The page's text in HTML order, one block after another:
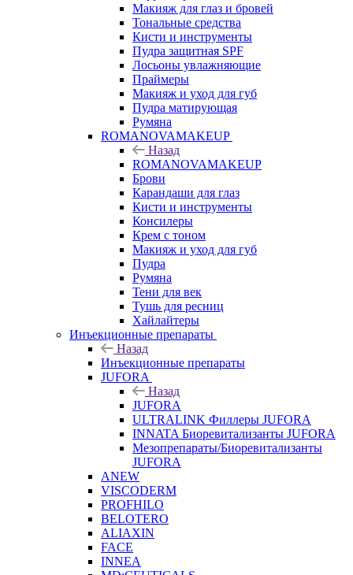
Макияж для глаз и бровей
Тональные средства
Кисти и инструменты
Пудра защитная SPF
Лосьоны увлажняющие
Праймеры
Макияж и уход для губ
Пудра матирующая
Румяна
ROMANOVAMAKEUP
Назад
ROMANOVAMAKEUP
Брови
Карандаши для глаз
Кисти и инструменты
Консилеры
Крем с тоном
Макияж и уход для губ
Пудра
Румяна
Тени для век
Тушь для ресниц
Хайлайтеры
Инъекционные препараты
Назад
Инъекционные препараты
JUFORA
Назад
JUFORA
ULTRALINK Филлеры JUFORA
INNATA Биоревитализанты JUFORA
Мезопрепараты/Биоревитализанты
JUFORA
ANEW
VISCODERM
PROFHILO
BELOTERO
ALIAXIN
FACE
INNEA